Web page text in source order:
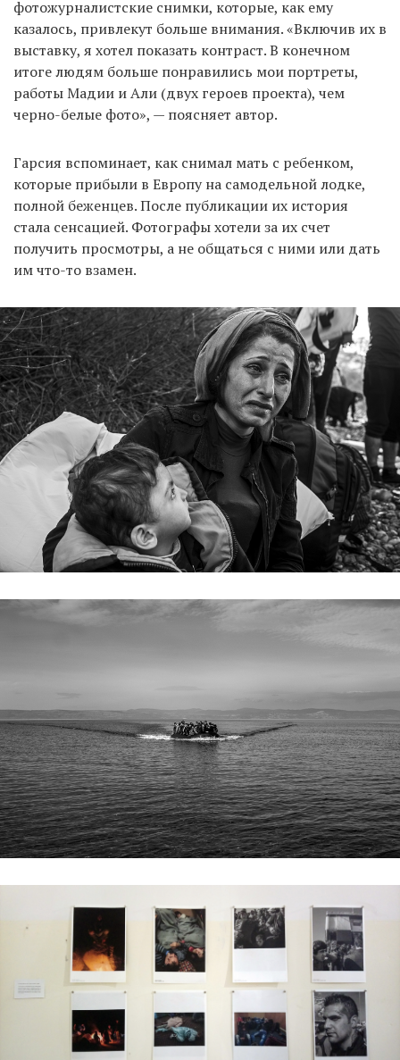
фотожурналистские снимки, которые, как ему
казалось, привлекут больше внимания. «Включив их в
выставку, я хотел показать контраст. В конечном
итоге людям больше понравились мои портреты,
работы Мадии и Али (двух героев проекта), чем
черно-белые фото», — поясняет автор.
Гарсия вспоминает, как снимал мать с ребенком,
которые прибыли в Европу на самодельной лодке,
полной беженцев. После публикации их история
стала сенсацией. Фотографы хотели за их счет
получить просмотры, а не общаться с ними или дать
им что-то взамен.